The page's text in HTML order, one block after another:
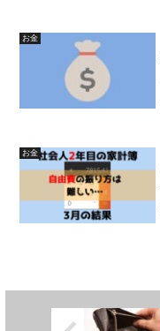
お金
お金